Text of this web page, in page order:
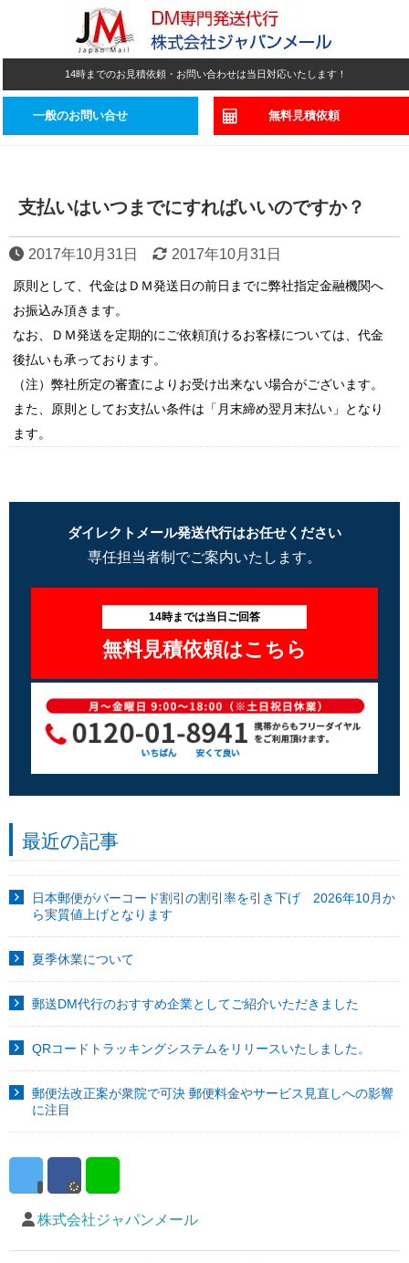
14時までのお見積依頼・お問い合わせは当日対応いたします！
一般のお問い合せ 無料見積依頼
支払いはいつまでにすればいいのですか？
2017年10月31日 2017年10月31日
原則として、代金はＤＭ発送日の前日までに弊社指定金融機関へ
お振込み頂きます。
なお、ＤＭ発送を定期的にご依頼頂けるお客様については、代金
後払いも承っております。
（注）弊社所定の審査によりお受け出来ない場合がございます。
また、原則としてお支払い条件は「月末締め翌月末払い」となり
ます。
ダイレクトメール発送代行はお任せください
専任担当者制でご案内いたします。
14時までは当日ご回答
無料見積依頼はこちら
最近の記事
日本郵便がバーコード割引の割引率を引き下げ 2026年10月か
ら実質値上げとなります
夏季休業について
郵送DM代行のおすすめ企業としてご紹介いただきました
QRコードトラッキングシステムをリリースいたしました。
郵便法改正案が衆院で可決 郵便料金やサービス見直しへの影響
に注目
株式会社ジャパンメール